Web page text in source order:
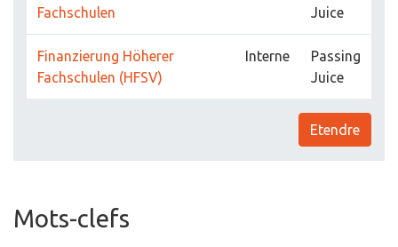
Fachschulen
Juice
Finanzierung Höherer
Fachschulen (HFSV)
Interne
Passing
Juice
Etendre
Mots-clefs